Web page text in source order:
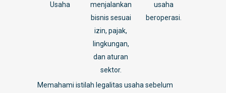
Usaha
menjalankan
bisnis sesuai
izin, pajak,
lingkungan,
dan aturan
sektor.
usaha
beroperasi.
Memahami istilah legalitas usaha sebelum